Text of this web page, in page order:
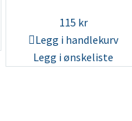
115 kr
Legg i handlekurv
Legg i ønskeliste